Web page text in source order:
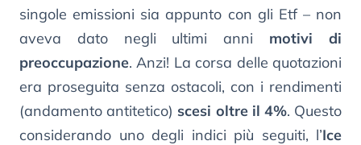
singole emissioni sia appunto con gli Etf – non
aveva dato negli ultimi anni motivi di
preoccupazione. Anzi! La corsa delle quotazioni
era proseguita senza ostacoli, con i rendimenti
(andamento antitetico) scesi oltre il 4%. Questo
considerando uno degli indici più seguiti, l’Ice